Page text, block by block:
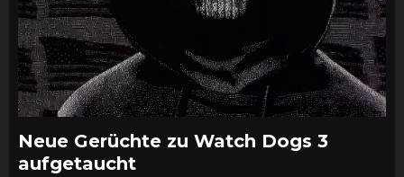
Neue Gerüchte zu Watch Dogs 3
aufgetaucht